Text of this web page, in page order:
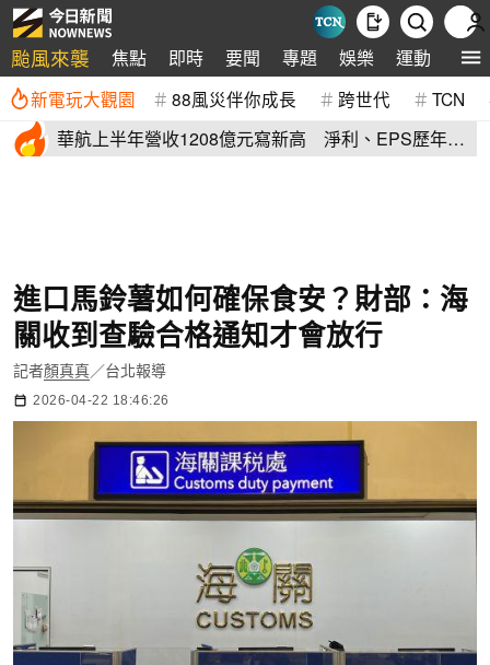
颱風來襲 焦點 即時 要聞 專題 娛樂 運動 全球
新電玩大觀園 88風災伴你成長 跨世代 TCN
華航上半年營收1208億元寫新高 淨利、EPS歷年次
進口馬鈴薯如何確保食安？財部：海
關收到查驗合格通知才會放行
記者顏真真／台北報導
2026-04-22 18:46:26